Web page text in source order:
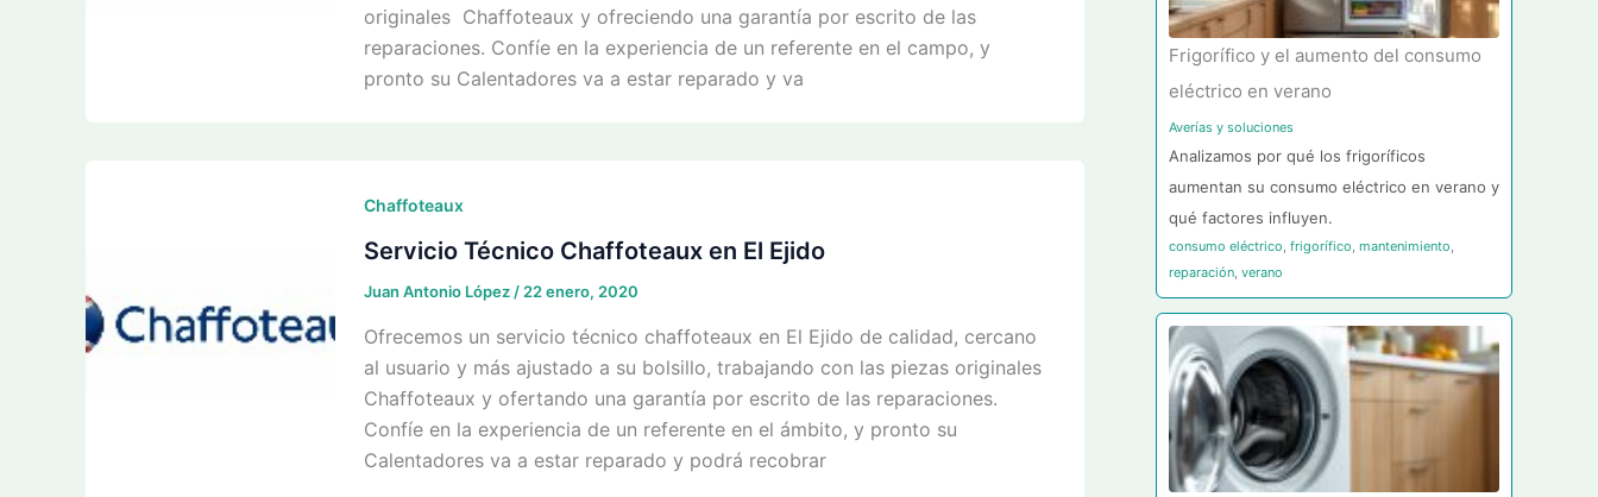
originales Chaffoteaux y ofreciendo una garantía por escrito de las
reparaciones. Confíe en la experiencia de un referente en el campo, y
pronto su Calentadores va a estar reparado y va
Chaffoteaux
Servicio Técnico Chaffoteaux en El Ejido
Juan Antonio López / 22 enero, 2020
Ofrecemos un servicio técnico chaffoteaux en El Ejido de calidad, cercano
al usuario y más ajustado a su bolsillo, trabajando con las piezas originales
Chaffoteaux y ofertando una garantía por escrito de las reparaciones.
Confíe en la experiencia de un referente en el ámbito, y pronto su
Calentadores va a estar reparado y podrá recobrar
Frigorífico y el aumento del consumo
eléctrico en verano
Averías y soluciones
Analizamos por qué los frigoríficos
aumentan su consumo eléctrico en verano y
qué factores influyen.
consumo eléctrico, frigorífico, mantenimiento,
reparación, verano